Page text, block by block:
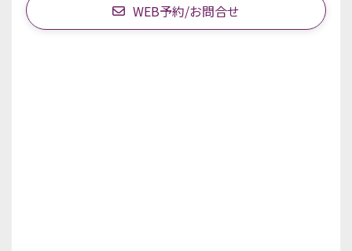
WEB予約/お問合せ